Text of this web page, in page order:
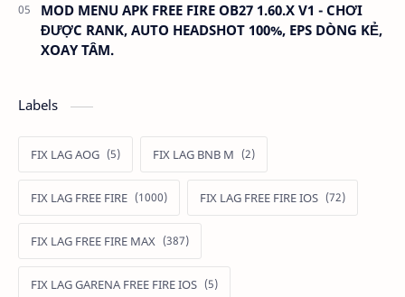
MOD MENU APK FREE FIRE OB27 1.60.X V1 - CHƠI
ĐƯỢC RANK, AUTO HEADSHOT 100%, EPS DÒNG KẺ,
XOAY TÂM.
Labels
FIX LAG AOG FIX LAG BNB M
FIX LAG FREE FIRE FIX LAG FREE FIRE IOS
FIX LAG FREE FIRE MAX
FIX LAG GARENA FREE FIRE IOS